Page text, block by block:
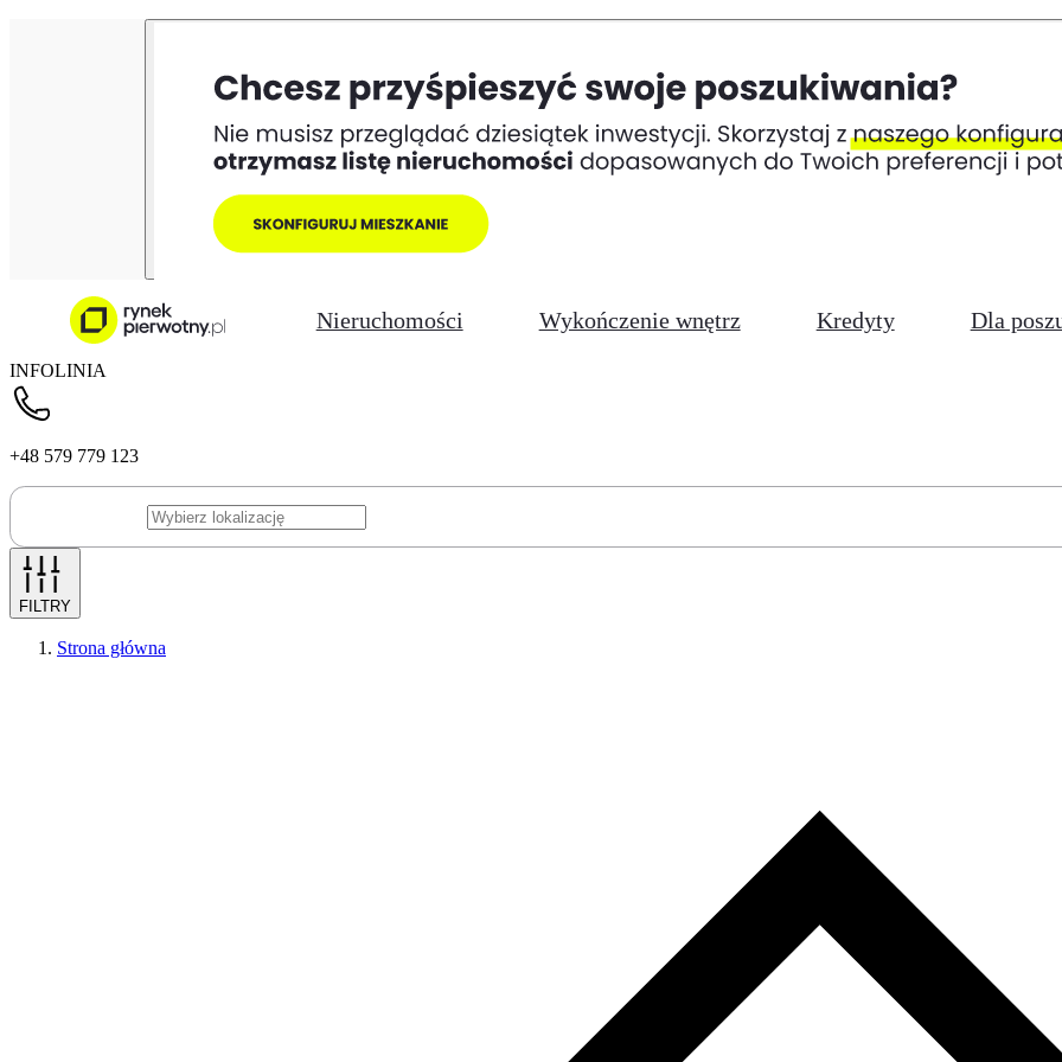
Nieruchomości Wykończenie wnętrz Kredyty Dla
INFOLINIA
+48 579 779 123
FILTRY
Strona główna